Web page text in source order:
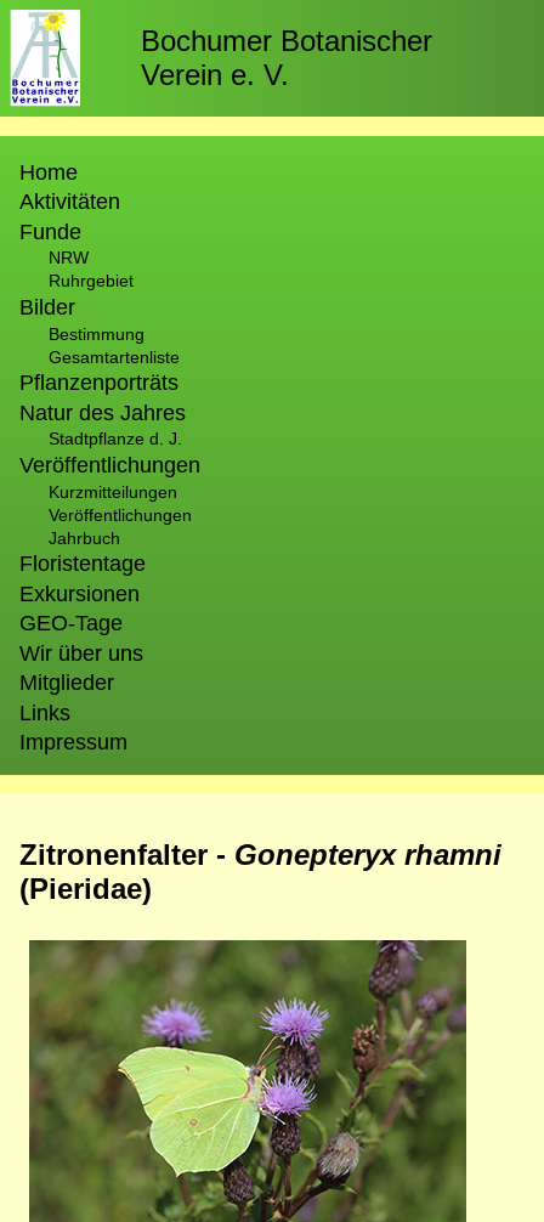
Direkt
zum
Inhalt
Bochumer Botanischer
Verein e. V.
Home
Aktivitäten
Funde
NRW
Ruhrgebiet
Bilder
Bestimmung
Gesamtartenliste
Pflanzenporträts
Natur des Jahres
Stadtpflanze d. J.
Veröffentlichungen
Kurzmitteilungen
Veröffentlichungen
Jahrbuch
Floristentage
Exkursionen
GEO-Tage
Wir über uns
Mitglieder
Links
Impressum
Zitronenfalter - Gonepteryx rhamni
(Pieridae)
Bild